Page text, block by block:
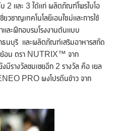
และ 3 ได้แก่ ผลิตภัณฑ์โพรไบโอ
วชาญเทคโนโลยีเอนไซม์และการใช้
ละฝึกอบรมโรงงานต้นแบบ
ธนบุรี และผลิตภัณฑ์เสริมอาหารสกัด
ลย้อน ตรา NUTRIX™ จาก
างวัลชมเชยอีก 2 รางวัล คือ เยล
PRO ผงโปรตีนข้าว จาก